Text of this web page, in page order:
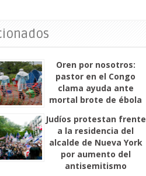
Oren por nosotros:
pastor en el Congo
clama ayuda ante
mortal brote de ébola
Judíos protestan frente
a la residencia del
alcalde de Nueva York
por aumento del
antisemitismo